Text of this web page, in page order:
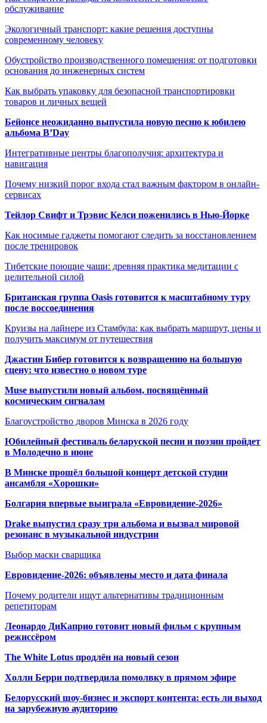
обслуживание
Экологичный транспорт: какие решения доступны
современному человеку
Обустройство производственного помещения: от подготовки
основания до инженерных систем
Как выбрать упаковку для безопасной транспортировки
товаров и личных вещей
Бейонсе неожиданно выпустила новую песню к юбилею
альбома B’Day
Интегративные центры благополучия: архитектура и
навигация
Почему низкий порог входа стал важным фактором в онлайн-
сервисах
Тейлор Свифт и Трэвис Келси поженились в Нью-Йорке
Как носимые гаджеты помогают следить за восстановлением
после тренировок
Тибетские поющие чаши: древняя практика медитации с
целительной силой
Британская группа Oasis готовится к масштабному туру
после воссоединения
Круизы на лайнере из Стамбула: как выбрать маршрут, цены и
получить максимум от путешествия
Джастин Бибер готовится к возвращению на большую
сцену: что известно о новом туре
Muse выпустили новый альбом, посвящённый
космическим сигналам
Благоустройство дворов Минска в 2026 году
Юбилейный фестиваль беларуской песни и поэзии пройдет
в Молодечно в июне
В Минске прошёл большой концерт детской студии
ансамбля «Хорошки»
Болгария впервые выиграла «Евровидение-2026»
Drake выпустил сразу три альбома и вызвал мировой
резонанс в музыкальной индустрии
Выбор маски сварщика
Евровидение-2026: объявлены место и дата финала
Почему родители ищут альтернативы традиционным
репетиторам
Леонардо ДиКаприо готовит новый фильм с крупным
режиссёром
The White Lotus продлён на новый сезон
Холли Берри подтвердила помолвку в прямом эфире
Белорусский шоу-бизнес и экспорт контента: есть ли выход
на зарубежную аудиторию